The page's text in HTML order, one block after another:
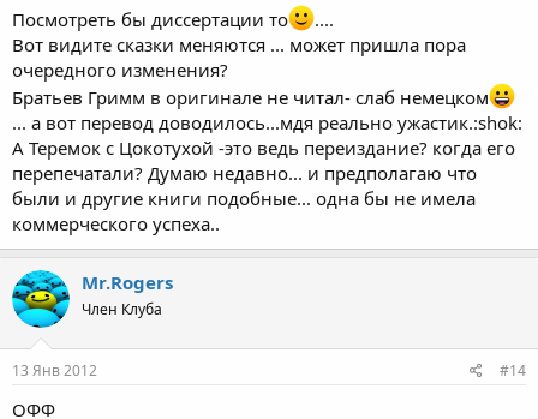
не уснешь!
Посмотреть бы диссертации то
....
Вот видите сказки меняются ... может пришла пора
очередного изменения?
Братьев Гримм в оригинале не читал- слаб немецком
... а вот перевод доводилось...мдя реально ужастик.:shok:
А Теремок с Цокотухой -это ведь переиздание? когда его
перепечатали? Думаю недавно... и предполагаю что
были и другие книги подобные... одна бы не имела
коммерческого успеха..
Mr.Rogers
Член Клуба
13 Янв 2012 #14
ОФФ